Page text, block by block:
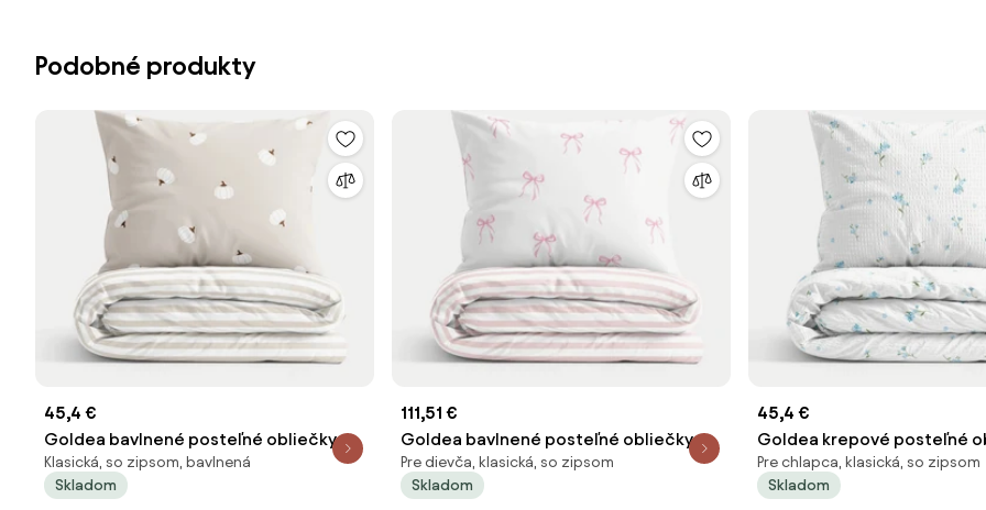
Podobné produkty
45,4 €
Goldea bavlnené posteľné obliečky -
tekvice na krémovom s prúžkami 140 x
200 a 70 x 90 cm
Klasická, so zipsom, bavlnená
Skladom
111,51 €
Goldea bavlnené posteľné obliečky -
ružové mašličky s prúžkami 240 x 220 a
2ks 70 x 90 cm
Pre dievča, klasická, so zipsom
Skladom
45,4 €
Goldea krepové posteľné
nezábudky 140 x 200 a 70 x
Pre chlapca, klasická, so zipsom
Skladom